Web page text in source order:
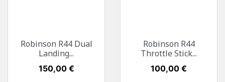
Robinson R44 Dual
Landing...
Preis
150,00 €
Robinson R44
Throttle Stick...
Preis
100,00 €